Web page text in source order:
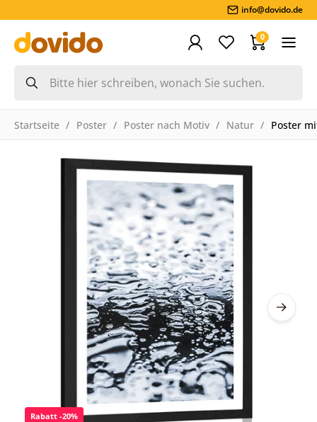
info@dovido.de
0
Startseite Poster Poster nach Motiv Natur Poster
Rabatt -20%